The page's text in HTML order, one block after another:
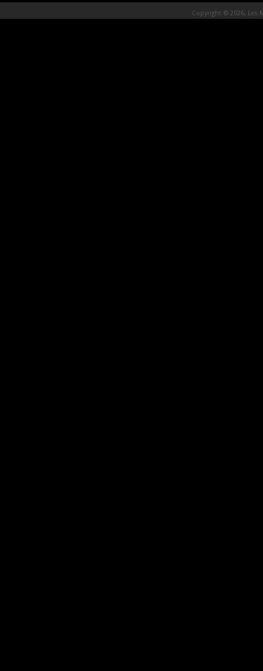
Copyright © 2026, Les